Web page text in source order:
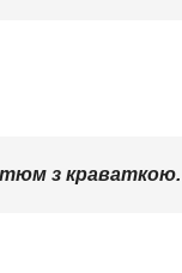
з краваткою.